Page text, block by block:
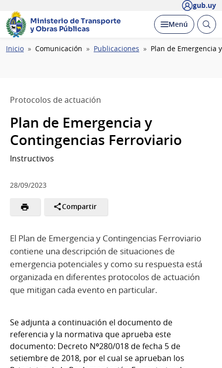
gub.uy
Ministerio de Transporte
y Obras Públicas
Desplegar
Menú Abrir
Ruta
Inicio Comunicación Publicaciones Plan de Emergencia
Protocolos de actuación
Plan de Emergencia y
Contingencias Ferroviario
Instructivos
28/09/2023
Compartir
El Plan de Emergencia y Contingencias Ferroviario
contiene una descripción de situaciones de
emergencia potenciales y como su respuesta está
organizada en diferentes protocolos de actuación
que mitigan cada evento en particular.
Se adjunta a continuación el documento de
referencia y la normativa que aprueba este
documento: Decreto Nº280/018 de fecha 5 de
setiembre de 2018, por el cual se aprueban los